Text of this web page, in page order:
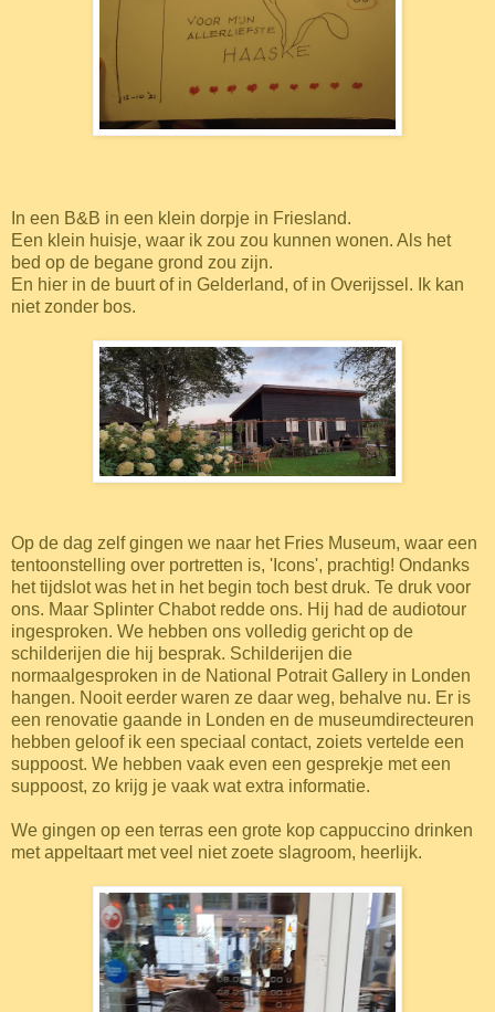
In een B&B in een klein dorpje in Friesland.
Een klein huisje, waar ik zou zou kunnen wonen. Als het
bed op de begane grond zou zijn.
En hier in de buurt of in Gelderland, of in Overijssel. Ik kan
niet zonder bos.
Op de dag zelf gingen we naar het Fries Museum, waar een
tentoonstelling over portretten is, 'Icons', prachtig! Ondanks
het tijdslot was het in het begin toch best druk. Te druk voor
ons. Maar Splinter Chabot redde ons. Hij had de audiotour
ingesproken. We hebben ons volledig gericht op de
schilderijen die hij besprak. Schilderijen die
normaalgesproken in de National Potrait Gallery in Londen
hangen. Nooit eerder waren ze daar weg, behalve nu. Er is
een renovatie gaande in Londen en de museumdirecteuren
hebben geloof ik een speciaal contact, zoiets vertelde een
suppoost. We hebben vaak even een gesprekje met een
suppoost, zo krijg je vaak wat extra informatie.
We gingen op een terras een grote kop cappuccino drinken
met appeltaart met veel niet zoete slagroom, heerlijk.